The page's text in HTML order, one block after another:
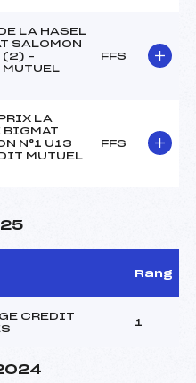
LA HASEL
SALOMON
(2) –
FFS
LA
BIGMAT
N°1 U13
MUTUEL
FFS
Rang
CREDIT
1